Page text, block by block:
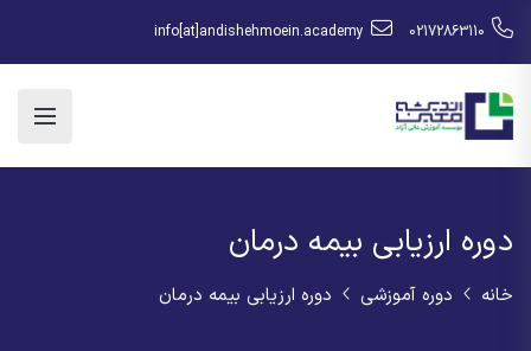
02172863110
info[at]andishehmoein.academy
دوره ارزیابی بیمه درمان
خانه دوره آموزشی دوره ارزیابی بیمه درمان